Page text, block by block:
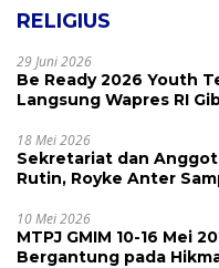
RELIGIUS
29 Juni 2026
Be Ready 2026 Youth
Langsung Wapres RI
18 Mei 2026
Sekretariat dan
Rutin, Royke Anter
10 Mei 2026
MTPJ GMIM 10-16 Mei
Bergantung pada